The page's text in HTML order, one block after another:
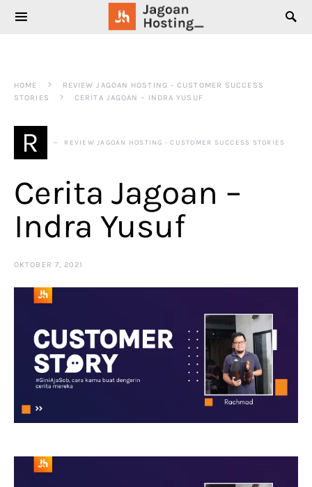
SEARCH FOR:
HOME
REVIEW JAGOAN HOSTING - CUSTOMER SUCCESS
STORIES
CERITA JAGOAN – INDRA YUSUF
R REVIEW JAGOAN HOSTING - CUSTOMER SUCCESS STORIES
Cerita Jagoan –
Indra Yusuf
OKTOBER 7, 2021